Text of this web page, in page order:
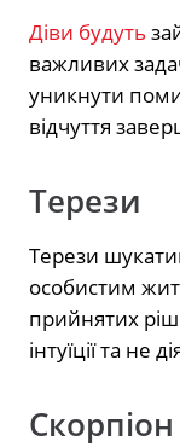
Діви будуть
важливих
уникнути
відчуття
Терези
Терези
особистим
прийнятих
інтуїції та не
Скорпіон